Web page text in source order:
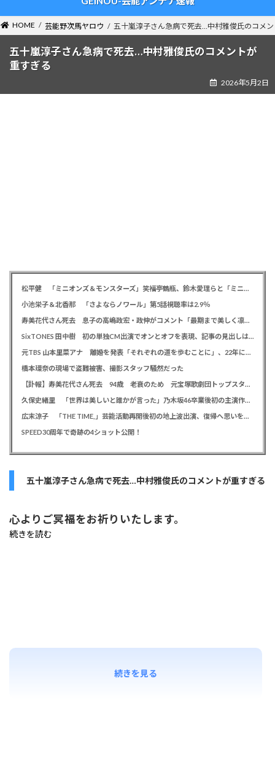
ン
ツ
ー
シ
HOME 芸能野次馬ヤロウ 五十嵐淳子さん急病で死去…中村雅俊氏のコメ
五十嵐淳子さん急病で死去…中村雅俊氏のコメントが
重すぎる
2026年5月2日
松平健 「ミニオンズ＆モンスターズ」笑福亭鶴瓶、鈴木愛理らと「ミニおんど」披露も「サンバの方が楽」と本音
小池栄子＆北香那 「さよならノワール」第5話視聴率は2.9％
寿美花代さん死去 息子の高嶋政宏・政伸がコメント「最期まで美しく凛とした表情」「最期の最期まで大女優」「
SixTONES 田中樹 初の単独CM出演でオンとオフを表現、記事の見出しは「“いい男の休日”にしてください」とアピール
元TBS 山本里菜アナ 離婚を発表「それぞれの道を歩むことに」、22年に一般男性と結婚
橋本環奈の現場で盗難被害、撮影スタッフ騒然だった
【訃報】寿美花代さん死去 94歳 老衰のため 元宝塚歌劇団トップスター、夫は高島忠夫さん、息子は高嶋政宏・政伸
久保史緒里 「世界は美しいと誰かが言った」乃木坂46卒業後初の主演作で母親役に「すごく貴重な経験をさせていただいた」
広末涼子 「THE TIME,」芸能活動再開後初の地上波出演、復帰へ思いを告白「自分の弱い部分だったり…」
SPEED30周年で奇跡の4ショット公開！
五十嵐淳子さん急病で死去…中村雅俊氏のコメントが重すぎる
心よりご冥福をお祈りいたします。
続きを読む
続きを見る